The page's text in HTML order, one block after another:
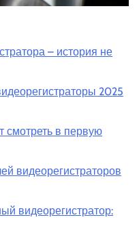
– история не
2025
смотреть в первую
видеорегистраторов
видеорегистратор: